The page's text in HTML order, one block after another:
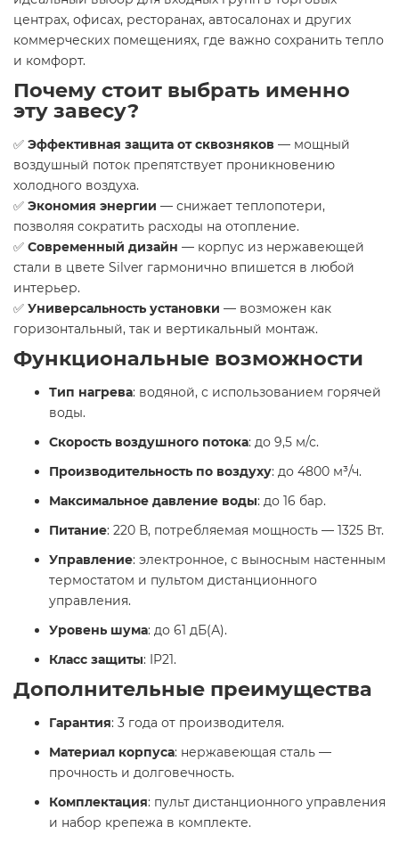
центрах, офисах, ресторанах, автосалонах и других
коммерческих помещениях, где важно сохранить тепло
и комфорт.
Почему стоит выбрать именно
эту завесу?
✅ Эффективная защита от сквозняков — мощный
воздушный поток препятствует проникновению
холодного воздуха.
✅ Экономия энергии — снижает теплопотери,
позволяя сократить расходы на отопление.
✅ Современный дизайн — корпус из нержавеющей
стали в цвете Silver гармонично впишется в любой
интерьер.
✅ Универсальность установки — возможен как
горизонтальный, так и вертикальный монтаж.
Функциональные возможности
Тип нагрева: водяной, с использованием горячей
воды.
Скорость воздушного потока: до 9,5 м/с.
Производительность по воздуху: до 4800 м³/ч.
Максимальное давление воды: до 16 бар.
Питание: 220 В, потребляемая мощность — 1325 Вт.
Управление: электронное, с выносным настенным
термостатом и пультом дистанционного
управления.
Уровень шума: до 61 дБ(А).
Класс защиты: IP21.
Дополнительные преимущества
Гарантия: 3 года от производителя.
Материал корпуса: нержавеющая сталь —
прочность и долговечность.
Комплектация: пульт дистанционного управления
и набор крепежа в комплекте.